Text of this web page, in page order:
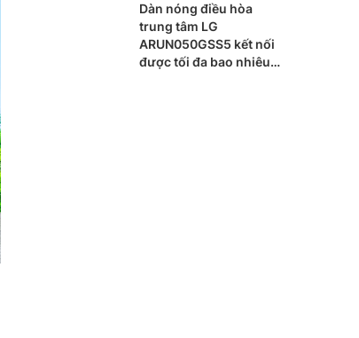
Dàn nóng điều hòa
trung tâm LG
ARUN050GSS5 kết nối
được tối đa bao nhiêu